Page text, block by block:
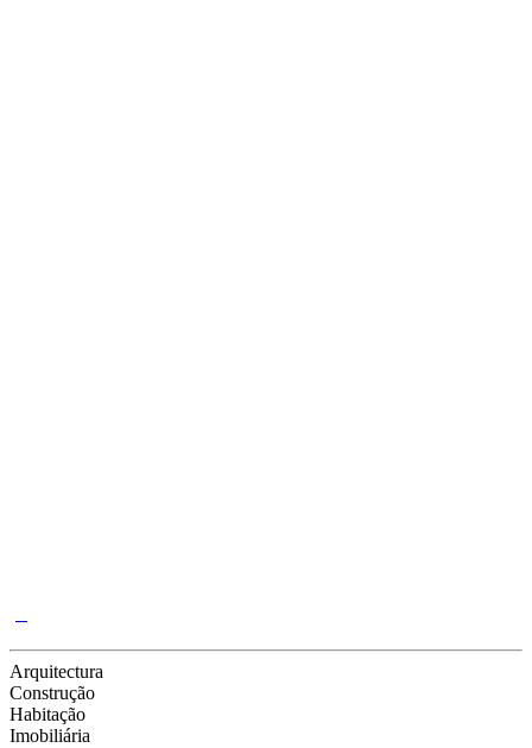
Arquitectura
Construção
Habitação
Imobiliária